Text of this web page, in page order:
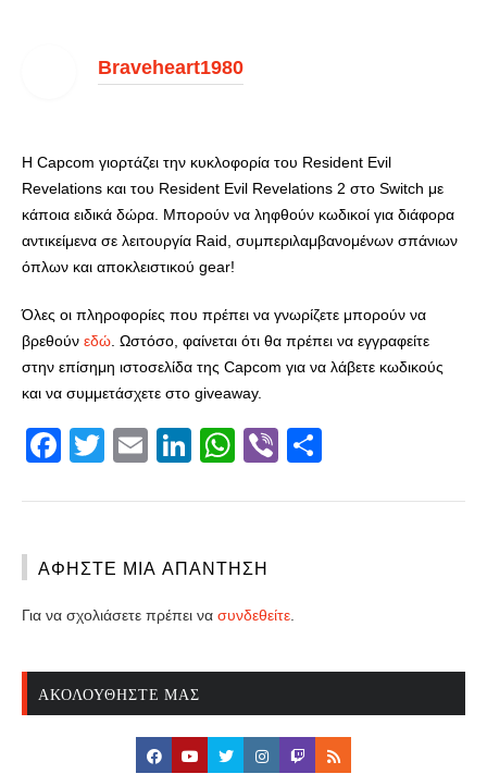
Braveheart1980
Η Capcom γιορτάζει την κυκλοφορία του Resident Evil
Revelations και του Resident Evil Revelations 2 στο Switch με
κάποια ειδικά δώρα. Μπορούν να ληφθούν κωδικοί για διάφορα
αντικείμενα σε λειτουργία Raid, συμπεριλαμβανομένων σπάνιων
όπλων και αποκλειστικού gear!
Όλες οι πληροφορίες που πρέπει να γνωρίζετε μπορούν να
βρεθούν εδώ . Ωστόσο, φαίνεται ότι θα πρέπει να εγγραφείτε
στην επίσημη ιστοσελίδα της Capcom για να λάβετε κωδικούς
και να συμμετάσχετε στο giveaway.
Facebook
Twitter
EmailLinkedIn
WhatsApp
Viber
ΑΦΉΣΤΕ ΜΙΑ ΑΠΆΝΤΗΣΗ
Για να σχολιάσετε πρέπει να συνδεθείτε
ΑΚΟΛΟΥΘΉΣΤΕ ΜΑΣ